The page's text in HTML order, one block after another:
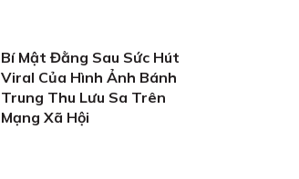
Bí Mật Đằng Sau Sức Hút
Viral Của Hình Ảnh Bánh
Trung Thu Lưu Sa Trên
Mạng Xã Hội